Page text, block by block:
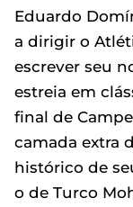
Eduardo
a dirigir o
escrever seu
estreia em
final de
camada extra
histórico de
o de Turco